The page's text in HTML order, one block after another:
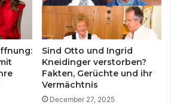
Sind Otto und Ingrid
Kneidinger verstorben?
Fakten, Gerüchte und ihr
Vermächtnis
December 27, 2025